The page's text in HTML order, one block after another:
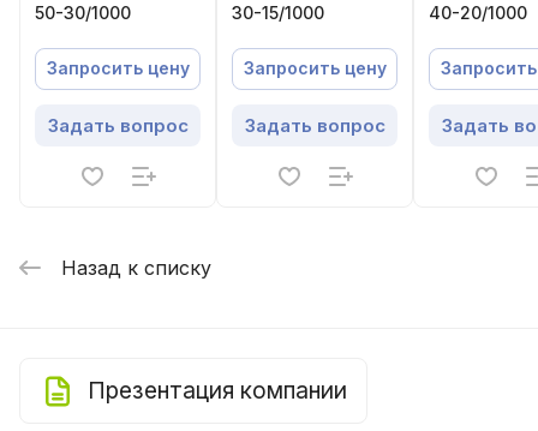
50-30/1000
Запросить цену
Задать вопрос
30-15/1000
Запросить цену
Задать вопрос
40-20/1000
Задать
Назад к списку
Презентация компании